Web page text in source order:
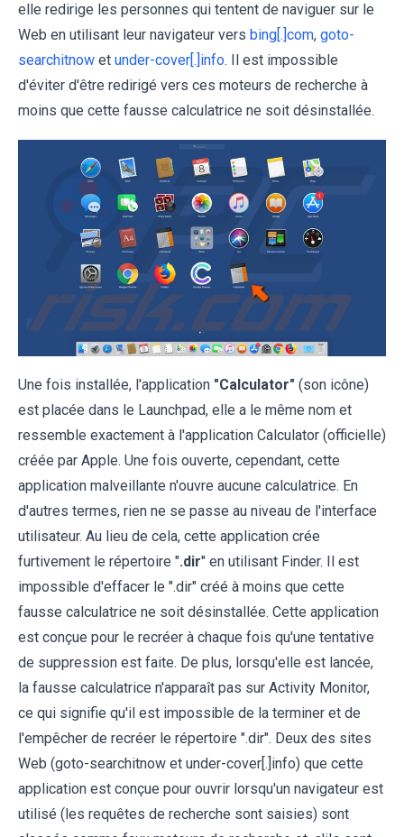
elle redirige les personnes qui tentent de naviguer sur le
Web en utilisant leur navigateur vers bing[.]com, goto-
searchitnow et under-cover[.]info. Il est impossible
d'éviter d'être redirigé vers ces moteurs de recherche à
moins que cette fausse calculatrice ne soit désinstallée.
Une fois installée, l'application "Calculator" (son icône)
est placée dans le Launchpad, elle a le même nom et
ressemble exactement à l'application Calculator (officielle)
créée par Apple. Une fois ouverte, cependant, cette
application malveillante n'ouvre aucune calculatrice. En
d'autres termes, rien ne se passe au niveau de l'interface
utilisateur. Au lieu de cela, cette application crée
furtivement le répertoire ".dir" en utilisant Finder. Il est
impossible d'effacer le ".dir" créé à moins que cette
fausse calculatrice ne soit désinstallée. Cette application
est conçue pour le recréer à chaque fois qu'une tentative
de suppression est faite. De plus, lorsqu'elle est lancée,
la fausse calculatrice n'apparaît pas sur Activity Monitor,
ce qui signifie qu'il est impossible de la terminer et de
l'empêcher de recréer le répertoire ".dir". Deux des sites
Web (goto-searchitnow et under-cover[.]info) que cette
application est conçue pour ouvrir lorsqu'un navigateur est
utilisé (les requêtes de recherche sont saisies) sont